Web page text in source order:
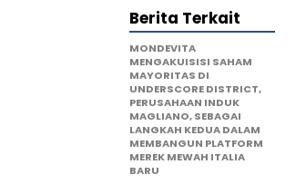
Berita Terkait
MONDEVITA
MENGAKUISISI SAHAM
MAYORITAS DI
UNDERSCORE DISTRICT,
PERUSAHAAN INDUK
MAGLIANO, SEBAGAI
LANGKAH KEDUA DALAM
MEMBANGUN PLATFORM
MEREK MEWAH ITALIA
BARU